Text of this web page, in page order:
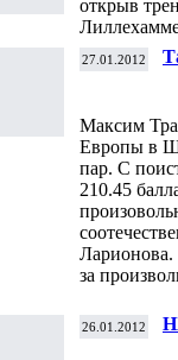
открыв
27.01.2012
Максим
Европы в
пар. С
210.45
за
26.01.2012